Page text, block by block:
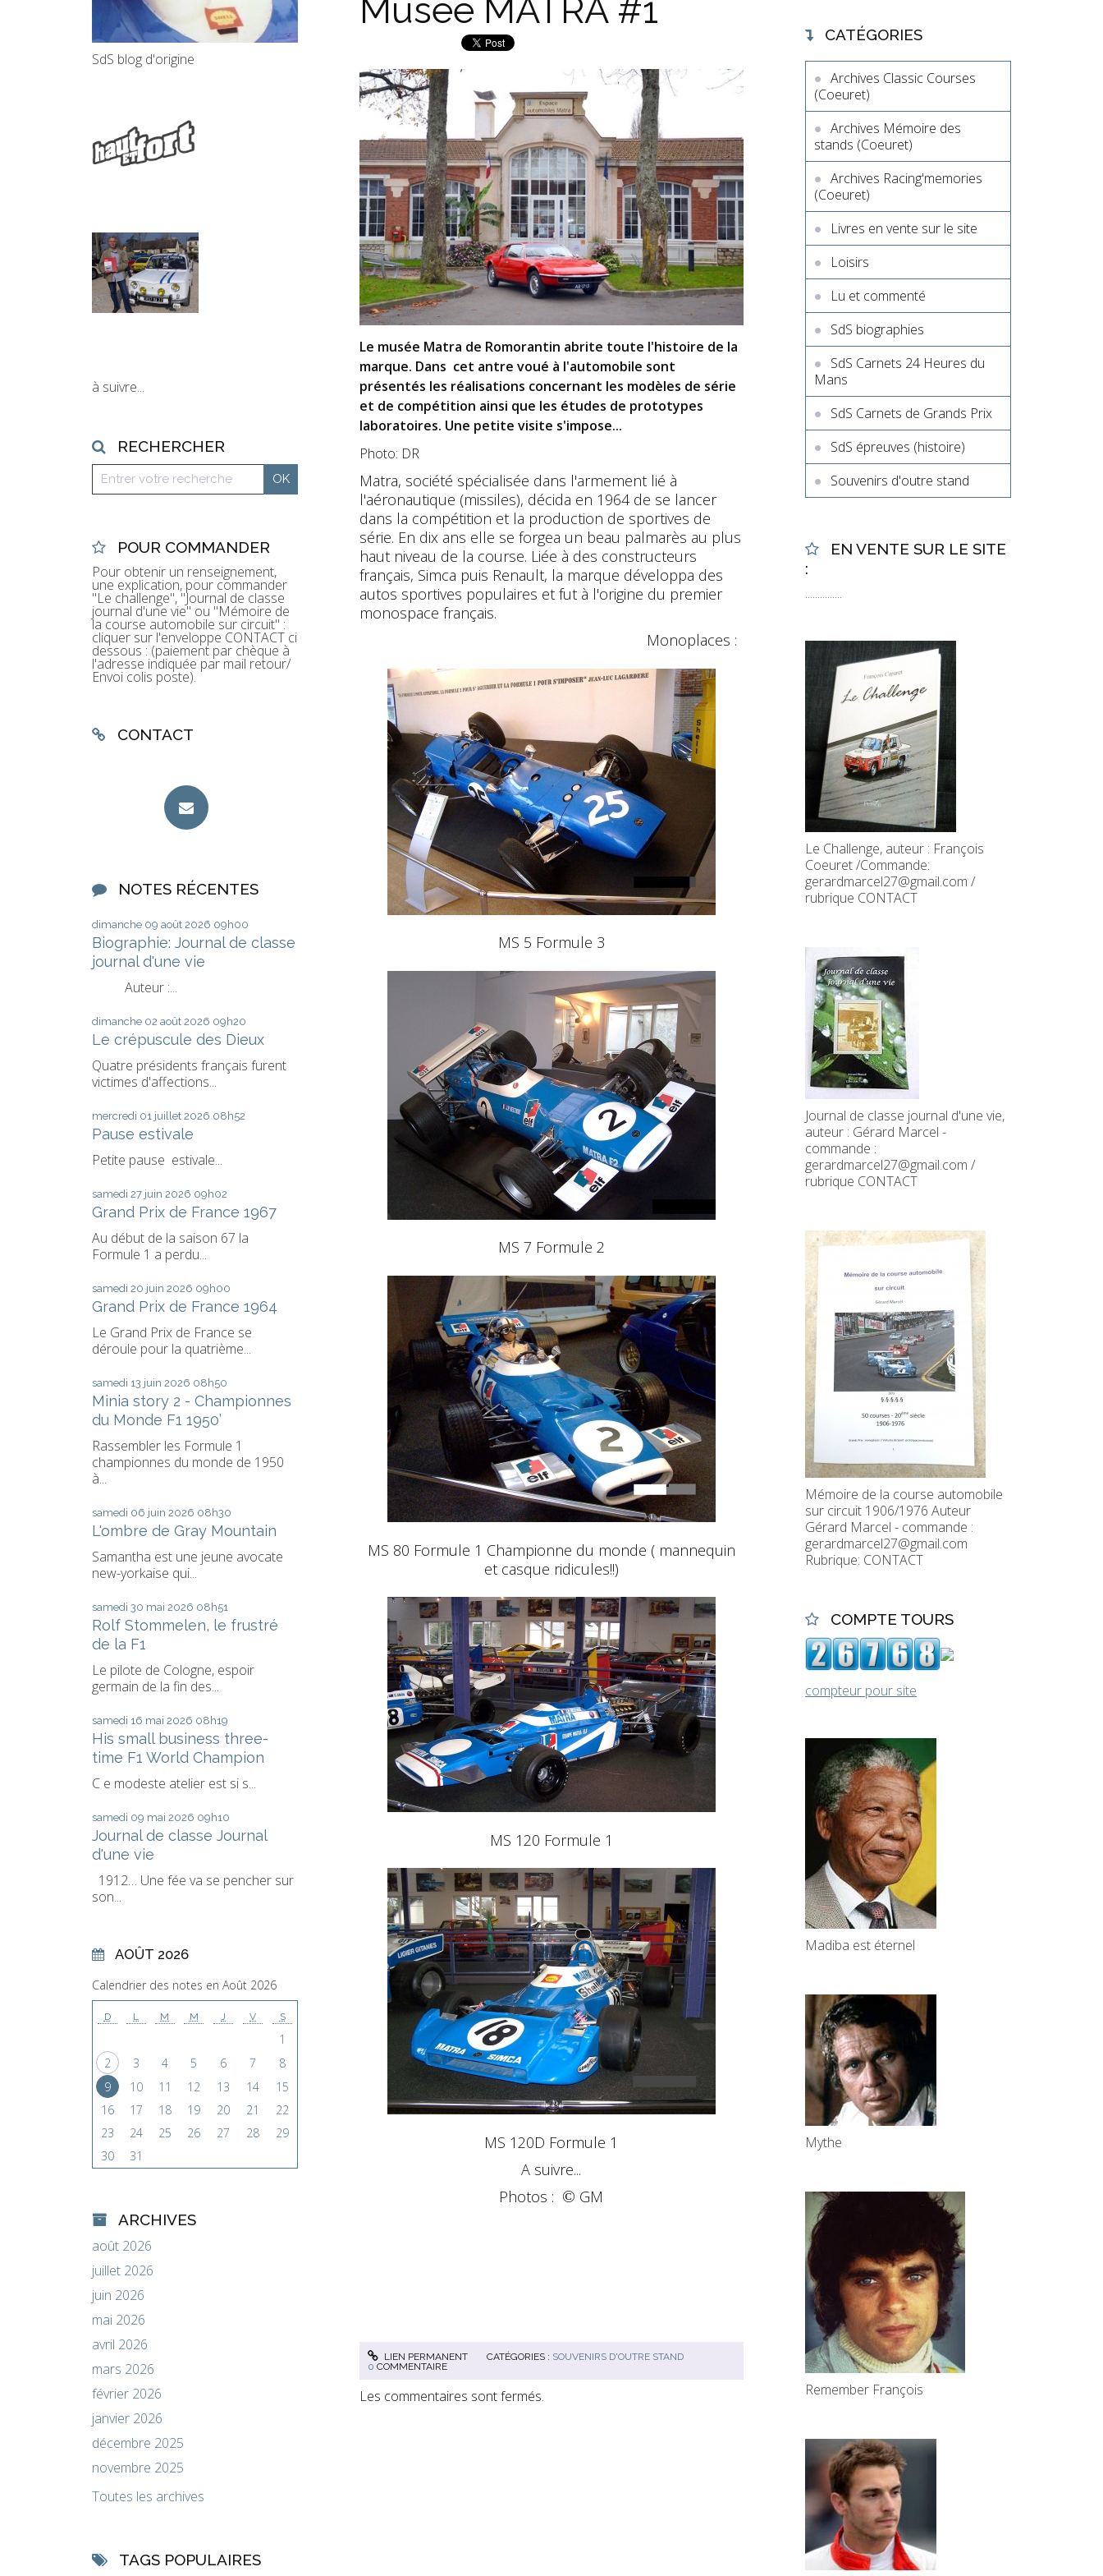
SdS blog d'origine
à suivre...
RECHERCHER
POUR COMMANDER
Pour obtenir un renseignement,
une explication, pour commander
"Le challenge", "Journal de classe
journal d'une vie" ou "Mémoire de
la course automobile sur circuit" :
cliquer sur l'enveloppe CONTACT ci
dessous : (paiement par chèque à
l'adresse indiquée par mail retour/
Envoi colis poste).
CONTACT
NOTES RÉCENTES
dimanche 09 août 2026 09h00
Biographie: Journal de classe
journal d'une vie
Auteur :...
dimanche 02 août 2026 09h20
Le crépuscule des Dieux
Quatre présidents français furent
victimes d'affections...
mercredi 01 juillet 2026 08h52
Pause estivale
Petite pause estivale...
samedi 27 juin 2026 09h02
Grand Prix de France 1967
Au début de la saison 67 la
Formule 1 a perdu...
samedi 20 juin 2026 09h00
Grand Prix de France 1964
Le Grand Prix de France se
déroule pour la quatrième...
samedi 13 juin 2026 08h50
Minia story 2 - Championnes
du Monde F1 1950’
Rassembler les Formule 1
championnes du monde de 1950
à...
samedi 06 juin 2026 08h30
L'ombre de Gray Mountain
Samantha est une jeune avocate
new-yorkaise qui...
samedi 30 mai 2026 08h51
Rolf Stommelen, le frustré
de la F1
Le pilote de Cologne, espoir
germain de la fin des...
samedi 16 mai 2026 08h19
His small business three-
time F1 World Champion
C e modeste atelier est si s...
samedi 09 mai 2026 09h10
Journal de classe Journal
d'une vie
1912… Une fée va se pencher sur
son...
AOÛT 2026
Calendrier des notes en Août 2026
D L M M J V S
1
2
3 4 5 6 7
8
9
10 11 12 13 14
15
16
17 18 19 20 21
22
23
24 25 26 27 28
29
30
31
ARCHIVES
août 2026
juillet 2026
juin 2026
mai 2026
avril 2026
mars 2026
février 2026
janvier 2026
décembre 2025
novembre 2025
Toutes les archives
TAGS POPULAIRES
Musée MATRA #1
Le musée Matra de Romorantin abrite toute l'histoire de la
marque. Dans cet antre voué à l'automobile sont
présentés les réalisations concernant les modèles de série
et de compétition ainsi que les études de prototypes
laboratoires. Une petite visite s'impose...
Photo: DR
Matra, société spécialisée dans l'armement lié à
l'aéronautique (missiles), décida en 1964 de se lancer
dans la compétition et la production de sportives de
série. En dix ans elle se forgea un beau palmarès au plus
haut niveau de la course. Liée à des constructeurs
français, Simca puis Renault, la marque développa des
autos sportives populaires et fut à l'origine du premier
monospace français.
Monoplaces :
MS 5 Formule 3
MS 7 Formule 2
MS 80 Formule 1 Championne du monde ( mannequin
et casque ridicules!!)
MS 120 Formule 1
MS 120D Formule 1
A suivre...
Photos : © GM
LIEN PERMANENT CATÉGORIES : SOUVENIRS D'OUTRE STAND
0 COMMENTAIRE
Les commentaires sont fermés.
CATÉGORIES
Archives Classic Courses
(Coeuret)
Archives Mémoire des
stands (Coeuret)
Archives Racing'memories
(Coeuret)
Livres en vente sur le site
Loisirs
Lu et commenté
SdS biographies
SdS Carnets 24 Heures du
Mans
SdS Carnets de Grands Prix
SdS épreuves (histoire)
Souvenirs d'outre stand
EN VENTE SUR LE SITE
:
...............
Le Challenge, auteur : François
Coeuret /Commande:
gerardmarcel27@gmail.com /
rubrique CONTACT
Journal de classe journal d'une vie,
auteur : Gérard Marcel -
commande :
gerardmarcel27@gmail.com /
rubrique CONTACT
Mémoire de la course automobile
sur circuit 1906/1976 Auteur
Gérard Marcel - commande :
gerardmarcel27@gmail.com
Rubrique: CONTACT
COMPTE TOURS
compteur pour site
Madiba est éternel
Mythe
Remember François